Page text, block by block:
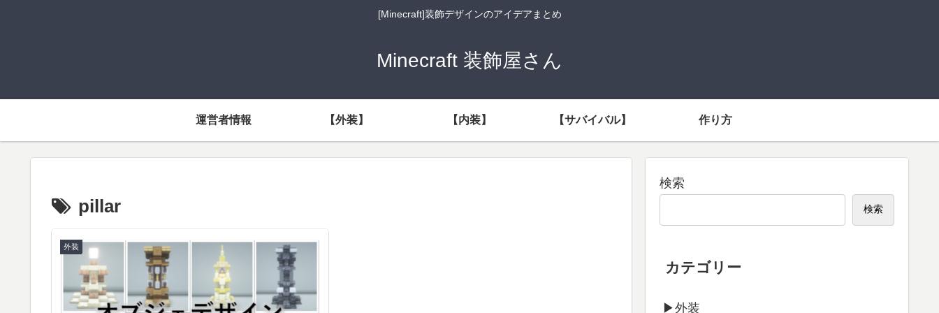
[Minecraft]装飾デザインのアイデアまとめ
Minecraft 装飾屋さん
運営者情報 【外装】 【内装】 【サバイバル】 作り方
pillar
外装
検索
検索
カテゴリー
▶外装